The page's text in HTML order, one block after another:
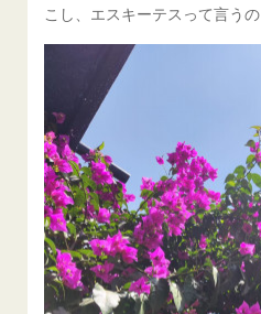
こし、エスキーテスって言うの